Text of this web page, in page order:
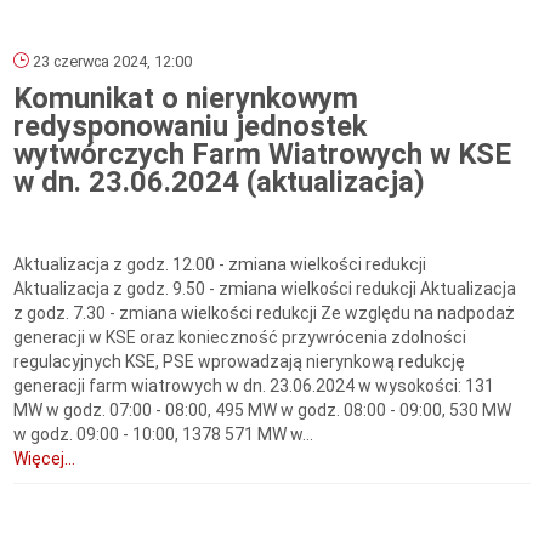
23 czerwca 2024, 12:00
Komunikat o nierynkowym
redysponowaniu jednostek
wytwórczych Farm Wiatrowych w KSE
w dn. 23.06.2024 (aktualizacja)
Aktualizacja z godz. 12.00 - zmiana wielkości redukcji
Aktualizacja z godz. 9.50 - zmiana wielkości redukcji Aktualizacja
z godz. 7.30 - zmiana wielkości redukcji Ze względu na nadpodaż
generacji w KSE oraz konieczność przywrócenia zdolności
regulacyjnych KSE, PSE wprowadzają nierynkową redukcję
generacji farm wiatrowych w dn. 23.06.2024 w wysokości: 131
MW w godz. 07:00 - 08:00, 495 MW w godz. 08:00 - 09:00, 530 MW
w godz. 09:00 - 10:00, 1378 571 MW w...
Więcej...